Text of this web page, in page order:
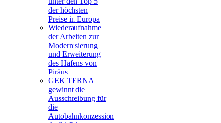
der höchsten
Preise in Europa
Wiederaufnahme
der Arbeiten zur
Modernisierung
und Erweiterung
des Hafens von
Piräus
GEK TERNA
gewinnt die
Ausschreibung für
die
Autobahnkonzession